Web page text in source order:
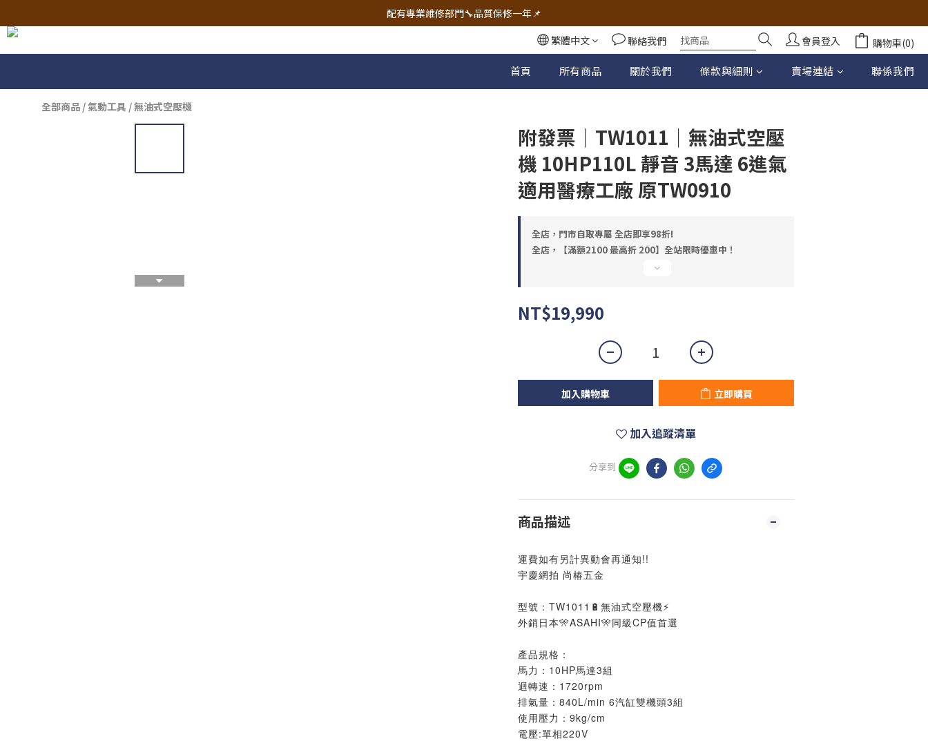
🔧電動工具&五金唯一首選 宇慶五金網拍🔧
配有專業維修部門🔧品質保修一年📌
🔧電動工具&五金唯一首選 宇慶五金網拍🔧繁體中文 聯絡我們 會員登入 購物車(0)
首頁 所有商品 關於我們 條款與細則 賣場連結 聯係我們
全部商品 /氣動工具 /無油式空壓機
附發票｜TW1011｜無油式空壓
機 10HP110L 靜音 3馬達 6進氣
適用醫療工廠 原TW0910
全店，門市自取專屬 全店即享98折!
全店，【滿額2100 最高折 200】全站限時優惠中！
NT$19,990
加入購物車 立即購買
加入追蹤清單
分享到
商品描述
運費如有另計異動會再通知!!
宇慶網拍 尚椿五金
型號：TW1011🔋無油式空壓機⚡
外銷日本🎌ASAHI🎌同級CP值首選
產品規格：
馬力：10HP馬達3組
迴轉速：1720rpm
排氣量：840L/min 6汽缸雙機頭3組
使用壓力：9kg/cm
電壓:單相220V
立即購買